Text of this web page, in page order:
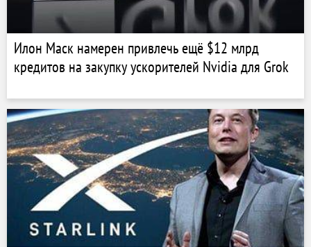
Илон Маск намерен привлечь ещё $12 млрд
кредитов на закупку ускорителей Nvidia для Grok